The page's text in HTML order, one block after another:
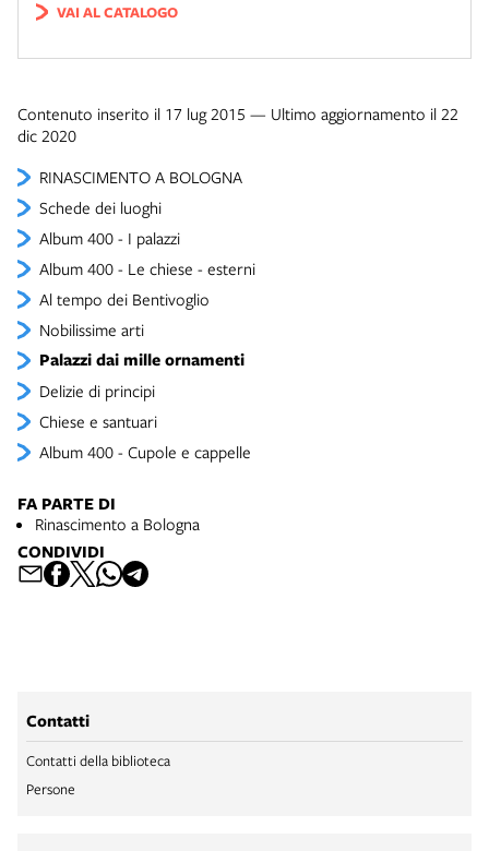
RINASCIMENTO A BOLOGNA
Schede dei luoghi
Album 400 - I palazzi
Album 400 - Le chiese - esterni
Al tempo dei Bentivoglio
Nobilissime arti
Palazzi dai mille ornamenti
Delizie di principi
Chiese e santuari
Album 400 - Cupole e cappelle
VAI AL CATALOGO
Contenuto inserito il 17 lug 2015 — Ultimo aggiornamento il 22
dic 2020
FA PARTE DI
Rinascimento a Bologna
CONDIVIDI
Contatti
Contatti della biblioteca
Persone